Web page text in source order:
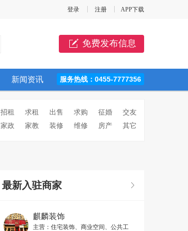
登录 注册 APP下载
免费发布信息
新闻资讯 服务热线：0455-7777356
招租 求租 出售 求购 征婚
交友
家政 家教 装修 维修 房产 其它
最新入驻商家
麒麟装饰
主营： 住宅装饰、商业空间、公共工